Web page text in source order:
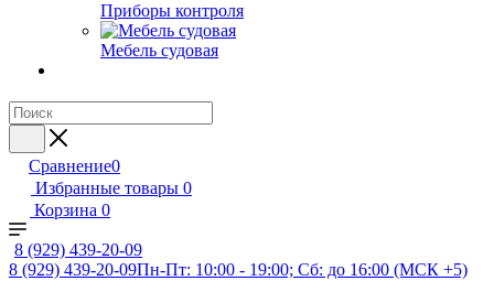
Приборы контроля
Мебель судовая
Сравнение0
Избранные товары 0
Корзина 0
8 (929) 439-20-09
8 (929) 439-20-09Пн-Пт: 10:00 - 19:00; Сб: до 16:00 (МСК +5)